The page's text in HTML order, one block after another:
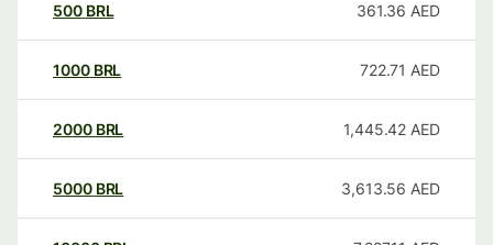
500 BRL 361.36 AED
1000 BRL 722.71 AED
2000 BRL 1,445.42 AED
5000 BRL 3,613.56 AED